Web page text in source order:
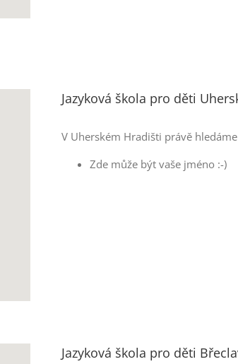
Jazyková škola pro děti
V Uherském Hradišti právě
Zde může být vaše jméno :-)
Jazyková škola pro děti